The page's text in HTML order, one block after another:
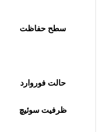
سطح حفاظت
حالت فوروارد
ظرفیت سوئیچ